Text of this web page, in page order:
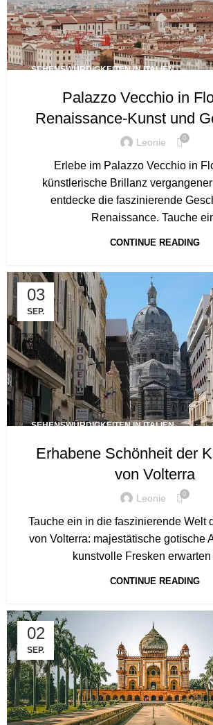
SEHENSWÜRDIGKEITEN IN ITALIEN
Palazzo Vecchio in
Renaissance-Kunst und
Leonie 0
Erlebe im Palazzo Vecchio in
künstlerische Brillanz
entdecke die faszinierende
Renaissance. Tauche
CONTINUE READING
03
SEP.
SEHENSWÜRDIGKEITEN IN ITALIEN
Erhabene Schönheit der
von Volterra
Leonie 0
Tauche ein in die faszinierende Welt
von Volterra: majestätische gotische
kunstvolle Fresken erwarten
CONTINUE READING
02
SEP.